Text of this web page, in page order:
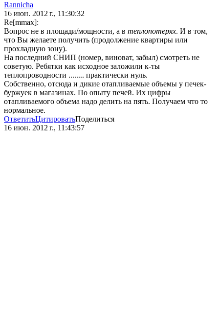
Rannicha
16 июн. 2012 г., 11:30:32
Re[mmax]:
Вопрос не в площади/мощности, а в теплопотерях. И в том,
что Вы желаете получить (продолжение квартиры или
прохладную зону).
На последний СНИП (номер, виноват, забыл) смотреть не
советую. Ребятки как исходное заложили к-ты
теплопроводности ........ практически нуль.
Собственно, отсюда и дикие отапливаемые объемы у печек-
буржуек в магазинах. По опыту печей. Их цифры
отапливаемого объема надо делить на пять. Получаем что то
нормальное.
ОтветитьЦитироватьПоделиться
16 июн. 2012 г., 11:43:57